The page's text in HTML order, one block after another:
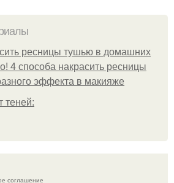
ресницы тушью в домашних
4 способа накрасить ресницы
эффекта в макияже
теней:
соглашение